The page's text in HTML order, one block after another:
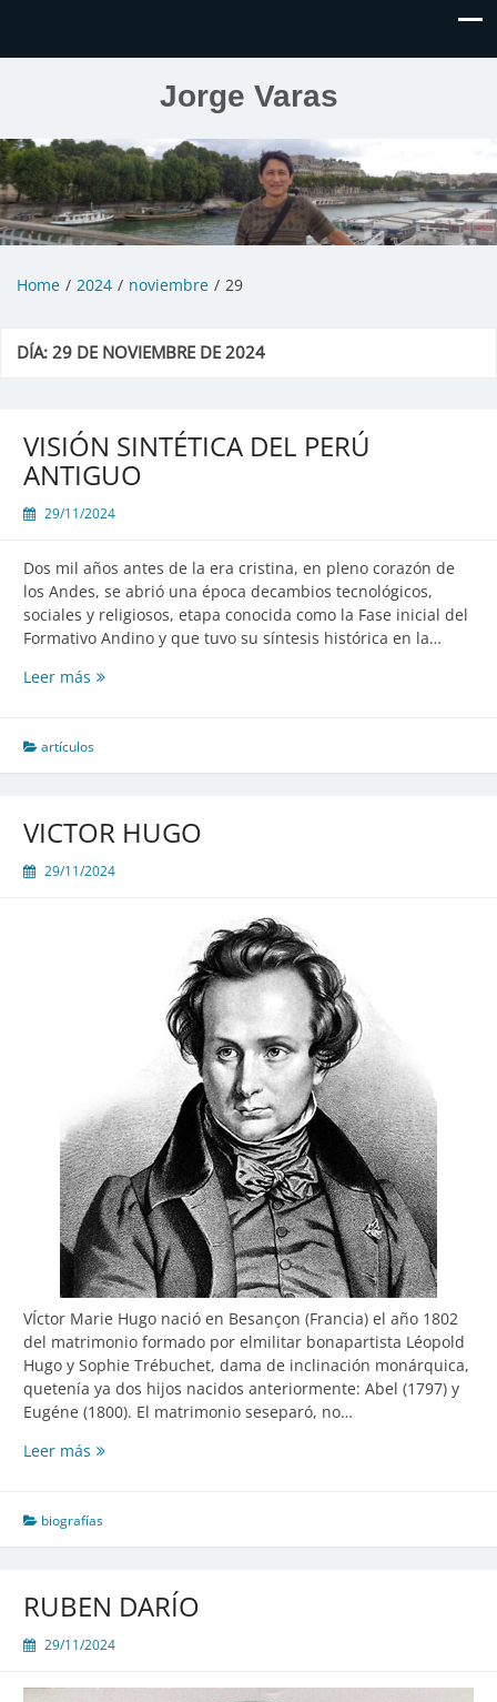
Jorge Varas
Home 2024 noviembre 29
DÍA:29 DE NOVIEMBRE DE 2024
VISIÓN SINTÉTICA DEL PERÚ
ANTIGUO
29/11/2024
Dos mil años antes de la era cristina, en pleno corazón de
los Andes, se abrió una época decambios tecnológicos,
sociales y religiosos, etapa conocida como la Fase inicial del
Formativo Andino y que tuvo su síntesis histórica en la…
Leer más VISIÓN
PERÚ
ANTIGUO
artículos
VICTOR HUGO
29/11/2024
VÍctor Marie Hugo nació en Besançon (Francia) el año 1802
del matrimonio formado por elmilitar bonapartista Léopold
Hugo y Sophie Trébuchet, dama de inclinación monárquica,
quetenía ya dos hijos nacidos anteriormente: Abel (1797) y
Eugéne (1800). El matrimonio seseparó, no…
Leer más VICTOR
biografías
RUBEN DARÍO
29/11/2024